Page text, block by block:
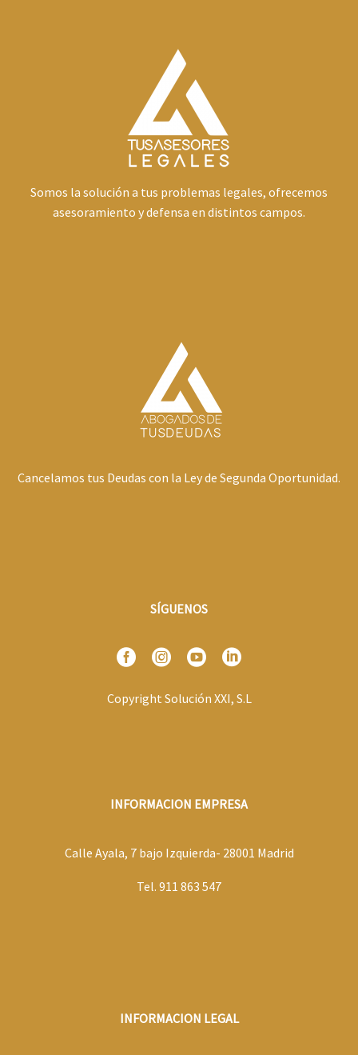
Somos la solución a tus problemas legales, ofrecemos
asesoramiento y defensa en distintos campos.
Cancelamos tus Deudas con la Ley de Segunda Oportunidad.
SÍGUENOS
Copyright Solución XXI, S.L
INFORMACION EMPRESA
Calle Ayala, 7 bajo Izquierda- 28001 Madrid
Tel. 911 863 547
INFORMACION LEGAL